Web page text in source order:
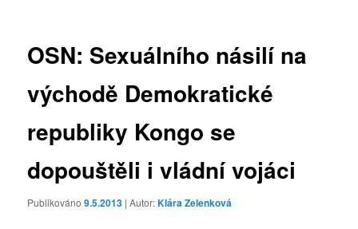
OSN: Sexuálního násilí na
východě Demokratické
republiky Kongo se
dopouštěli i vládní vojáci
Publikováno9.5.2013 | Autor:Klára Zelenková